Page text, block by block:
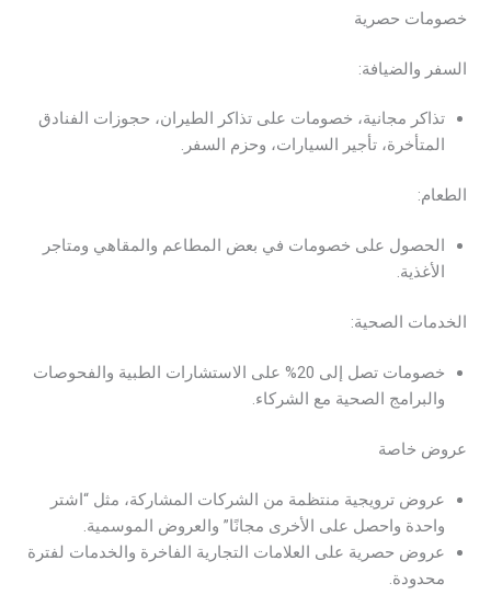
خصومات حصرية
السفر والضيافة:
تذاكر مجانية، خصومات على تذاكر الطيران، حجوزات الفنادق
المتأخرة، تأجير السيارات، وحزم السفر.
الطعام:
الحصول على خصومات في بعض المطاعم والمقاهي ومتاجر
الأغذية.
الخدمات الصحية:
خصومات تصل إلى 20% على الاستشارات الطبية والفحوصات
والبرامج الصحية مع الشركاء.
عروض خاصة
عروض ترويجية منتظمة من الشركات المشاركة، مثل “اشتر
واحدة واحصل على الأخرى مجانًا” والعروض الموسمية.
عروض حصرية على العلامات التجارية الفاخرة والخدمات لفترة
محدودة.